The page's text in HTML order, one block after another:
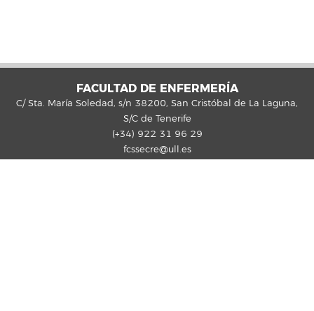
FACULTAD DE ENFERMERÍA
C/ Sta. María Soledad, s/n 38200, San Cristóbal de La Laguna,
S/C de Tenerife
(+34) 922 31 96 29
fcssecre@ull.es